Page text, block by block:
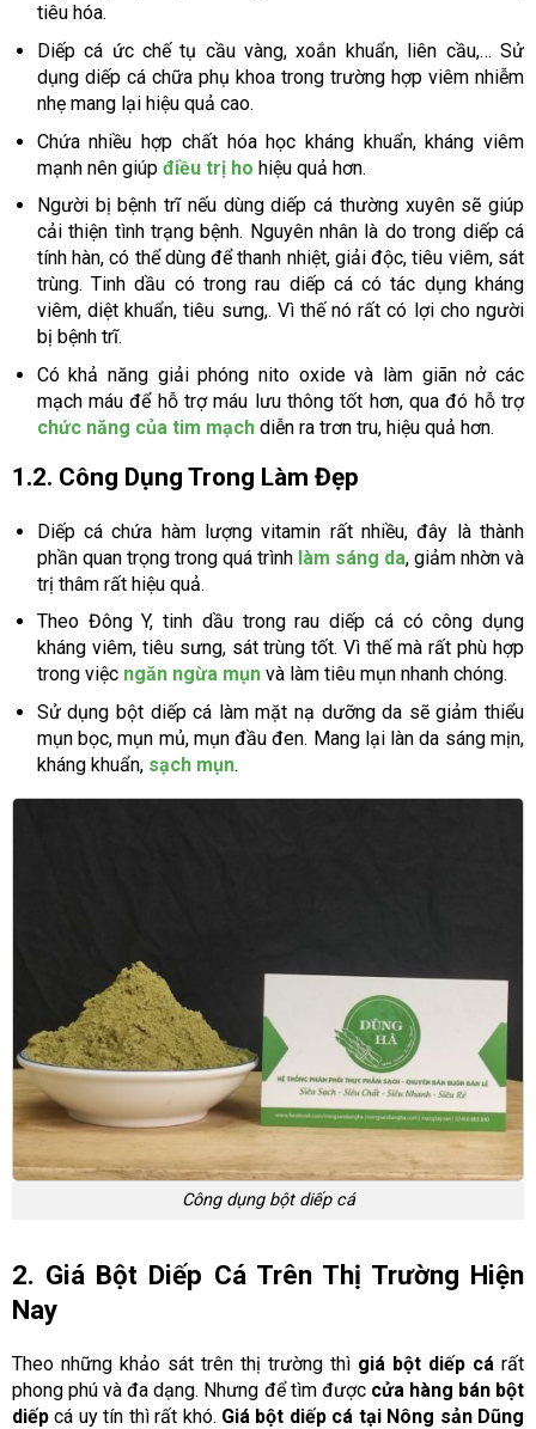
tiêu hóa.
Diếp cá ức chế tụ cầu vàng, xoắn khuẩn, liên cầu,… Sử
dụng diếp cá chữa phụ khoa trong trường hợp viêm nhiễm
nhẹ mang lại hiệu quả cao.
Chứa nhiều hợp chất hóa học kháng khuẩn, kháng viêm
mạnh nên giúp điều trị ho hiệu quả hơn.
Người bị bệnh trĩ nếu dùng diếp cá thường xuyên sẽ giúp
cải thiện tình trạng bệnh. Nguyên nhân là do trong diếp cá
tính hàn, có thể dùng để thanh nhiệt, giải độc, tiêu viêm, sát
trùng. Tinh dầu có trong rau diếp cá có tác dụng kháng
viêm, diệt khuẩn, tiêu sưng,. Vì thế nó rất có lợi cho người
bị bệnh trĩ.
Có khả năng giải phóng nito oxide và làm giãn nở các
mạch máu để hỗ trợ máu lưu thông tốt hơn, qua đó hỗ trợ
chức năng của tim mạchdiễn ra trơn tru, hiệu quả hơn.
1.2. Công Dụng Trong Làm Đẹp
Diếp cá chứa hàm lượng vitamin rất nhiều, đây là thành
phần quan trọng trong quá trình làm sáng da, giảm nhờn và
trị thâm rất hiệu quả.
Theo Đông Y, tinh dầu trong rau diếp cá có công dụng
kháng viêm, tiêu sưng, sát trùng tốt. Vì thế mà rất phù hợp
trong việc ngăn ngừa mụnvà làm tiêu mụn nhanh chóng.
Sử dụng bột diếp cá làm mặt nạ dưỡng da sẽ giảm thiểu
mụn bọc, mụn mủ, mụn đầu đen. Mang lại làn da sáng mịn,
kháng khuẩn, sạch mụn.
Công dụng bột diếp cá
2. Giá Bột Diếp Cá Trên Thị Trường Hiện
Nay
Theo những khảo sát trên thị trường thì giá bột diếp cá rất
phong phú và đa dạng. Nhưng để tìm được cửa hàng bán bột
diếp cá uy tín thì rất khó. Giá bột diếp cá tại Nông sản Dũng